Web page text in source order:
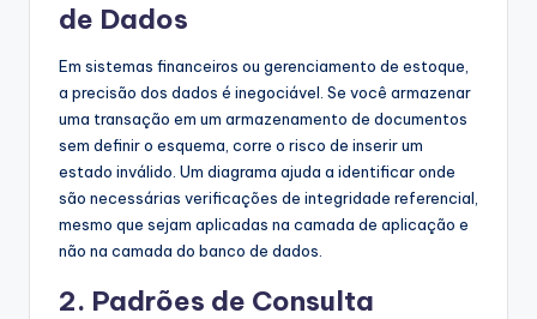
de Dados
Em sistemas financeiros ou gerenciamento de estoque,
a precisão dos dados é inegociável. Se você armazenar
uma transação em um armazenamento de documentos
sem definir o esquema, corre o risco de inserir um
estado inválido. Um diagrama ajuda a identificar onde
são necessárias verificações de integridade referencial,
mesmo que sejam aplicadas na camada de aplicação e
não na camada do banco de dados.
2. Padrões de Consulta